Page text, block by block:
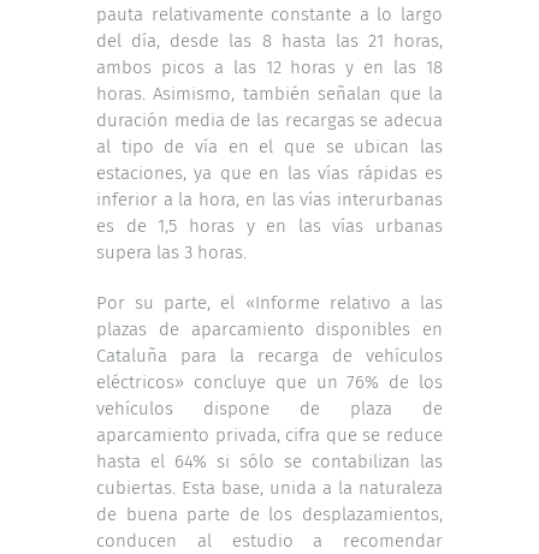
pauta relativamente constante a lo largo
del día, desde las 8 hasta las 21 horas,
ambos picos a las 12 horas y en las 18
horas. Asimismo, también señalan que la
duración media de las recargas se adecua
al tipo de vía en el que se ubican las
estaciones, ya que en las vías rápidas es
inferior a la hora, en las vías interurbanas
es de 1,5 horas y en las vías urbanas
supera las 3 horas.
Por su parte, el «Informe relativo a las
plazas de aparcamiento disponibles en
Cataluña para la recarga de vehículos
eléctricos» concluye que un 76% de los
vehículos dispone de plaza de
aparcamiento privada, cifra que se reduce
hasta el 64% si sólo se contabilizan las
cubiertas. Esta base, unida a la naturaleza
de buena parte de los desplazamientos,
conducen al estudio a recomendar